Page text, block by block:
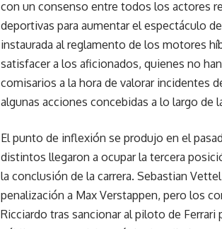
con un consenso entre todos los actores
deportivas para aumentar el espectáculo
instaurada al reglamento de los motores
satisfacer a los aficionados, quienes no
comisarios a la hora de valorar incidentes
algunas acciones concebidas a lo largo
El punto de inflexión se produjo en el
distintos llegaron a ocupar la tercera
la conclusión de la carrera. Sebastian
penalización a Max Verstappen, pero los
Ricciardo tras sancionar al piloto de